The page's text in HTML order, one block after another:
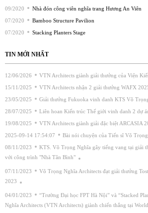
09/2020
Nhà đón công viên nghĩa trang Hương An Viên
07/2020
Bamboo Structure Pavilion
07/2020
Stacking Planters Stage
TIN MỚI NHẤT
12/06/2026
VTN Architects giành giải thưởng của Viện
15/11/2025
VTN Architects nhận 2 giải thưởng WAFX
23/05/2025
Giải thưởng Fukuoka vinh danh KTS Võ
28/07/2025
Liên hoan Kiến trúc Thế giới vinh danh 2 dự
19/08/2025
VTN Architects giành giải đặc biệt ARCASIA
2025-09-14 17:54:07
Bài nói chuyện của Tiến sĩ Võ
08/11/2023
KTS. Võ Trọng Nghĩa gây tiếng vang tại giải
với công trình "Nhà Tân Bình"
07/11/2023 Võ Trọng Nghĩa Architects đạt giải thưởng
2023
04/01/2023 “Trường Đại học FPT Hà Nội” và “Stacked
Nghĩa Architects (VTN Architects) giành chiến thắng tại